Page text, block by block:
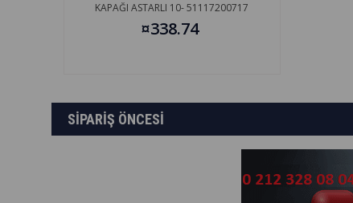
KAPAĞI ASTARLI 10- 51117200717
¤338.74
SİPARİŞ ÖNCESİ